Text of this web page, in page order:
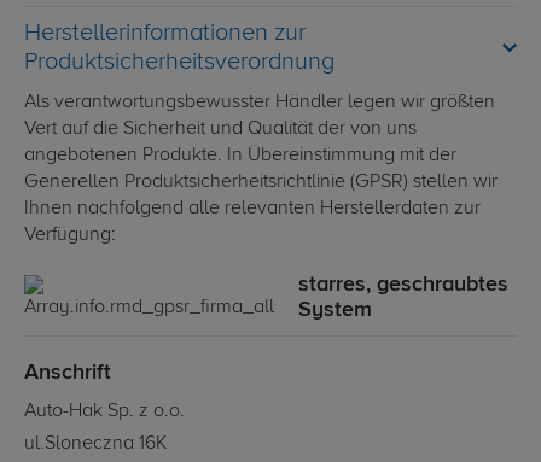
Herstellerinformationen zur
Produktsicherheitsverordnung
Als verantwortungsbewusster Händler legen wir größten
Vert auf die Sicherheit und Qualität der von uns
angebotenen Produkte. In Übereinstimmung mit der
Generellen Produktsicherheitsrichtlinie (GPSR) stellen wir
Ihnen nachfolgend alle relevanten Herstellerdaten zur
Verfügung:
starres, geschraubtes
System
Anschrift
Auto-Hak Sp. z o.o.
ul.Sloneczna 16K